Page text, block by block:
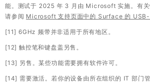
能。测试于 2025 年 3 月由 Microsoft 实施。有关
请参阅 Microsoft 支持页面中的 Surface 的
[11] 6GHz 频带并非适用于所有地区。
[12] 触控笔和键盘盖另售。
[13] 另售。某些功能需要拥有软件许可。
[14] 需要激活。若你的设备由所在组织的 IT 部门